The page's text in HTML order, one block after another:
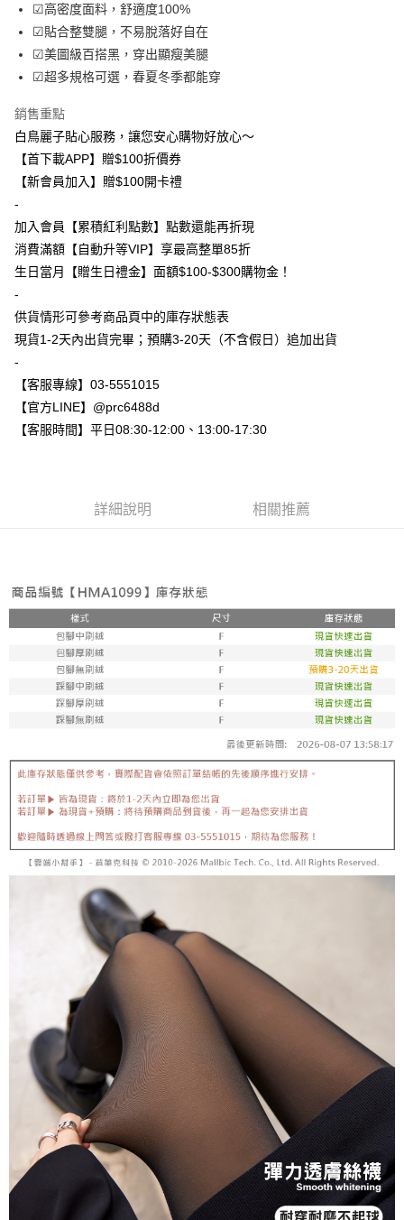
全盈+PAY
運送方式
免運費
付款後全家取貨
免運費
付款後7-11取貨
每筆NT$80，滿NT$800(含以上)免運費
新竹物流
離島郵局配送
每筆NT$90，滿NT$999(含以上)免運費
☑高密度面料，舒適度100%
☑貼合整雙腿，不易脫落好自在
☑美圖級百搭黑，穿出顯瘦美腿
☑超多規格可選，春夏冬季都能穿
銷售重點
白鳥麗子貼心服務，讓您安心購物好放心～
【首下載APP】贈$100折價券
【新會員加入】贈$100開卡禮
-
加入會員【累積紅利點數】點數還能再折現
消費滿額【自動升等VIP】享最高整單85折
生日當月【贈生日禮金】面額$100-$300購物金！
-
供貨情形可參考商品頁中的庫存狀態表
現貨1-2天內出貨完畢；預購3-20天（不含假日）追加出貨
-
【客服專線】03-5551015
【官方LINE】@prc6488d
【客服時間】平日08:30-12:00、13:00-17:30
詳細說明 相關推薦